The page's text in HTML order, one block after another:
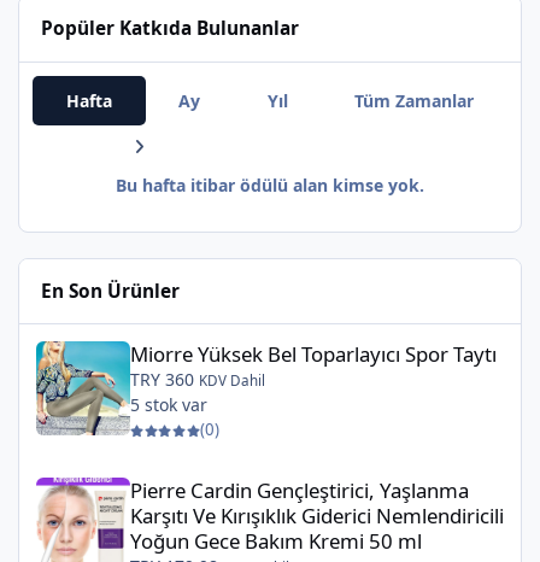
Popüler Katkıda Bulunanlar
Hafta Ay Yıl Tüm Zamanlar
Bu hafta itibar ödülü alan kimse yok.
En Son Ürünler
Miorre Yüksek Bel Toparlayıcı Spor Taytı
Miorre Yüksek Bel Toparlayıcı Spor Taytı
TRY 360 KDV Dahil
5 stok var
(0)
Pierre Cardin Gençleştirici, Yaşlanma Karşıtı Ve Kırışıklık
Pierre Cardin Gençleştirici, Yaşlanma
Karşıtı Ve Kırışıklık Giderici Nemlendiricili
Yoğun Gece Bakım Kremi 50 ml